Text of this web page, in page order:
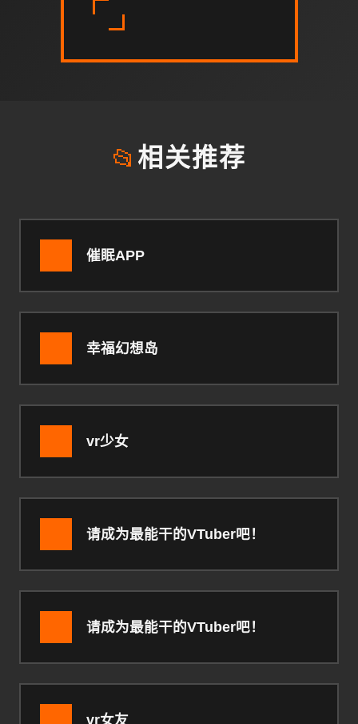
📂 相关推荐
催眠APP
幸福幻想岛
vr少女
请成为最能干的VTuber吧！
请成为最能干的VTuber吧！
vr女友